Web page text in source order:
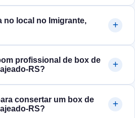
no local no Imigrante,
profissional de box de
consertar um box de